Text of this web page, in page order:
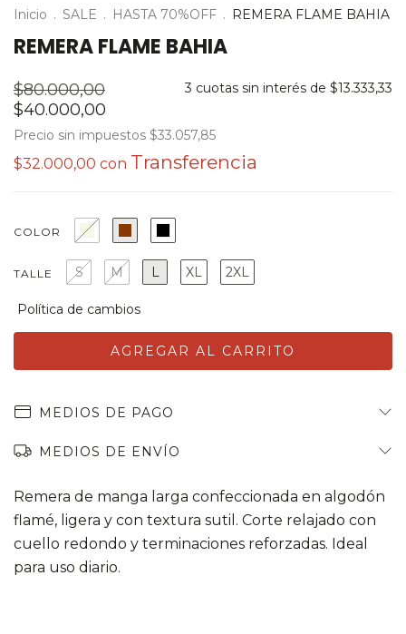
Inicio . SALE . HASTA 70%OFF . REMERA FLAME BAHIA
REMERA FLAME BAHIA
$80.000,00
$40.000,00
3 cuotas sin interés de $13.333,33
Precio sin impuestos $33.057,85
$32.000,00 con
COLOR
TALLE S M L XL 2XL
MEDIOS DE PAGO
MEDIOS DE ENVÍO
Remera de manga larga confeccionada en algodón
flamé, ligera y con textura sutil. Corte relajado con
cuello redondo y terminaciones reforzadas. Ideal
para uso diario.